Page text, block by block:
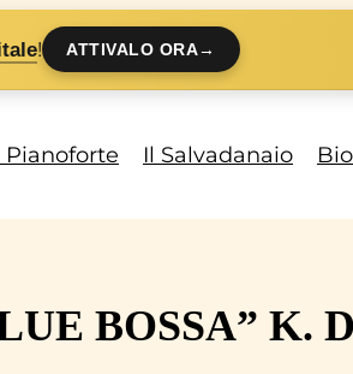
! ATTIVALO ORA→
Il Salvadanaio
BOSSA” K.